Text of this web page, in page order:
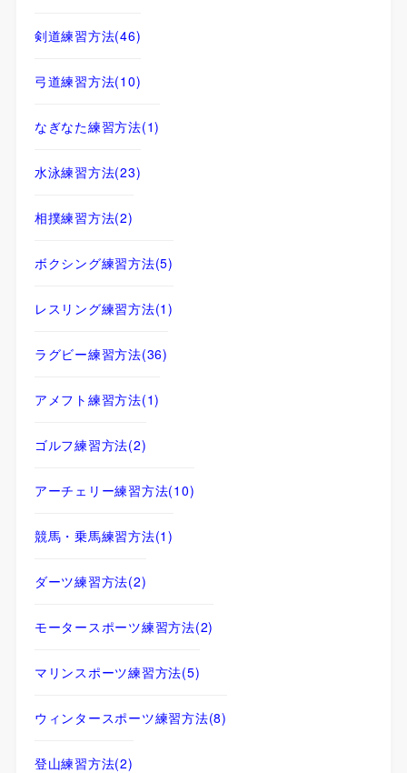
剣道練習方法(46)
弓道練習方法(10)
なぎなた練習方法(1)
水泳練習方法(23)
相撲練習方法(2)
ボクシング練習方法(5)
レスリング練習方法(1)
ラグビー練習方法(36)
アメフト練習方法(1)
ゴルフ練習方法(2)
アーチェリー練習方法(10)
競馬・乗馬練習方法(1)
ダーツ練習方法(2)
モータースポーツ練習方法(2)
マリンスポーツ練習方法(5)
ウィンタースポーツ練習方法(8)
登山練習方法(2)